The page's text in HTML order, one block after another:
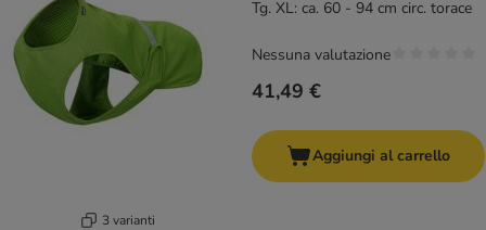
3 varianti
Tg. XL: ca. 60 - 94 cm circ. torace
41,49 €
Nessuna valutazione
Aggiungi al carrello